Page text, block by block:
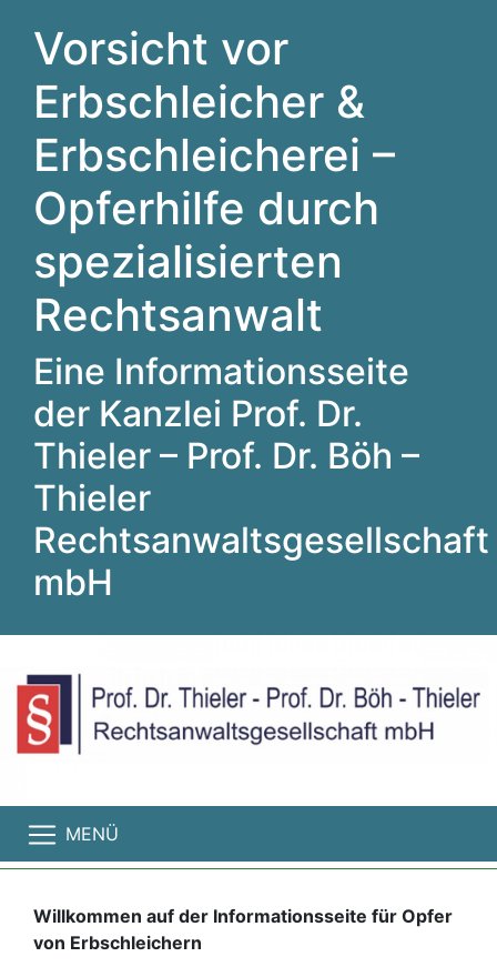
Vorsicht vor
Erbschleicher &
Erbschleicherei –
Opferhilfe durch
spezialisierten
Rechtsanwalt
Eine Informationsseite
der Kanzlei Prof. Dr.
Thieler – Prof. Dr. Böh –
Thieler
Rechtsanwaltsgesellschaft
mbH
MENÜ
Willkommen auf der Informationsseite für Opfer
von Erbschleichern